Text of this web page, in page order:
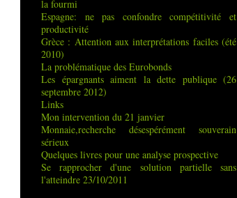
la fourmi
Espagne: ne pas confondre compétitivité et
productivité
Grèce : Attention aux interprétations faciles (été
2010)
La problématique des Eurobonds
Les épargnants aiment la dette publique (26
septembre 2012)
Links
Mon intervention du 21 janvier
Monnaie,recherche désespérément souverain
sérieux
Quelques livres pour une analyse prospective
Se rapprocher d'une solution partielle sans
l'atteindre 23/10/2011